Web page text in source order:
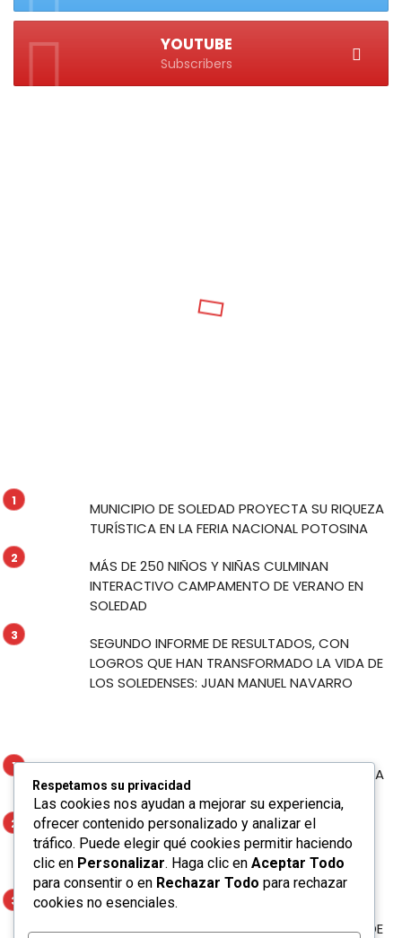
YOUTUBE
Subscribers
MUNICIPIO DE SOLEDAD PROYECTA SU RIQUEZA
TURÍSTICA EN LA FERIA NACIONAL POTOSINA
MÁS DE 250 NIÑOS Y NIÑAS CULMINAN
INTERACTIVO CAMPAMENTO DE VERANO EN
SOLEDAD
SEGUNDO INFORME DE RESULTADOS, CON
LOGROS QUE HAN TRANSFORMADO LA VIDA DE
LOS SOLEDENSES: JUAN MANUEL NAVARRO
MUNICIPIO DE SOLEDAD PROYECTA SU RIQUEZA
TURÍSTICA EN LA FERIA NACIONAL POTOSINA
MÁS DE 250 NIÑOS Y NIÑAS CULMINAN
INTERACTIVO CAMPAMENTO DE VERANO EN
SOLEDAD
SEGUNDO INFORME DE RESULTADOS, CON
LOGROS QUE HAN TRANSFORMADO LA VIDA DE
Respetamos su privacidad
Las cookies nos ayudan a mejorar su experiencia,
ofrecer contenido personalizado y analizar el
tráfico. Puede elegir qué cookies permitir haciendo
clic en Personalizar. Haga clic en Aceptar Todo
para consentir o en Rechazar Todo para rechazar
cookies no esenciales.